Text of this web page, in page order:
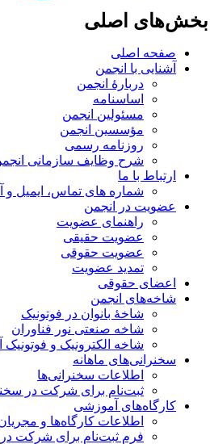
اصلی
صفحه اصلی
آشنایی با انجمن
دربارۀ انجمن
اساسنامه
مسئولین انجمن
مؤسسین انجمن
روزنامه رسمی
شرح وظایف سازمانی انجمن
ارتباط با ما
شماره های تماس، ایمیل و
عضویت در انجمن
راهنمای عضویت
عضویت حقیقی
عضویت حقوقی
تمدید عضویت
اعضای حقوقی
شاخه‌های انجمن
شاخۀ بانوان در فوتونیک
شاخه صنعتی نور فناوران
شاخه‌ الکترونیک و فوتونیک
سخنرانی‌های ماهانه
اطلاعات سخنرانی‌‌ها
ثبت‌نام برای شرکت در
کارگاه‌های آموزشی
اطلاعات کارگاه‌ها و مجریان
فرم ثبت‌نام برای شرکت در